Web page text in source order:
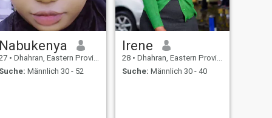
Nabukenya
• Dhahran, Eastern Province, Saudi-Arabien
Suche: Männlich 30 - 52
Irene
28 • Dhahran, Eastern Province, Saudi-Arabien
Suche: Männlich 30 - 40